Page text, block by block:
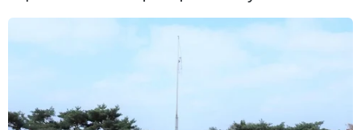
hướng tới chấm dứt xung đột với Iran